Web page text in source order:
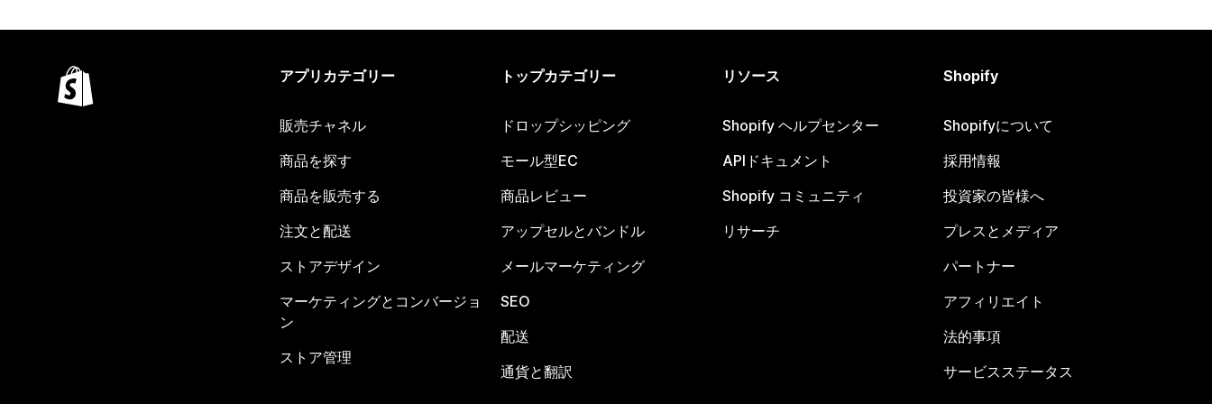
アプリカテゴリー
販売チャネル
商品を探す
商品を販売する
注文と配送
ストアデザイン
マーケティングとコンバージョ
ン
ストア管理
トップカテゴリー
ドロップシッピング
モール型EC
商品レビュー
アップセルとバンドル
メールマーケティング
SEO
配送
通貨と翻訳
リソース
Shopify ヘルプセンター
APIドキュメント
Shopify コミュニティ
リサーチ
Shopify
Shopifyについて
採用情報
投資家の皆様へ
プレスとメディア
パートナー
アフィリエイト
法的事項
サービスステータス